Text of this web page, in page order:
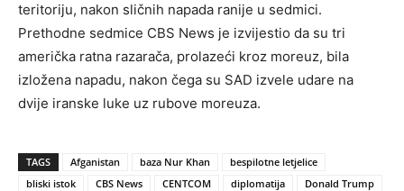
teritoriju, nakon sličnih napada ranije u sedmici.
Prethodne sedmice CBS News je izvijestio da su tri
američka ratna razarača, prolazeći kroz moreuz, bila
izložena napadu, nakon čega su SAD izvele udare na
dvije iranske luke uz rubove moreuza.
TAGS Afganistan baza Nur Khan
bespilotne letjelice
bliski istok
CBS News CENTCOM diplomatija
Donald Trump